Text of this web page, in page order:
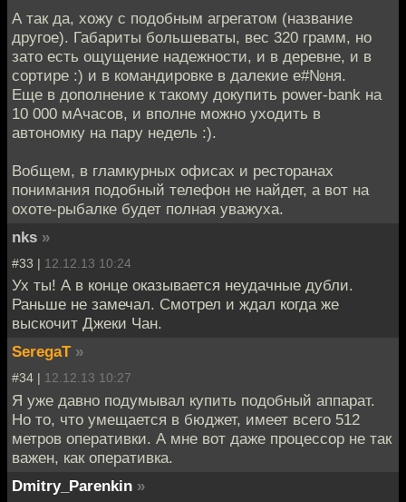
А так да, хожу с подобным агрегатом (название
другое). Габариты большеваты, вес 320 грамм, но
зато есть ощущение надежности, и в деревне, и в
сортире :) и в командировке в далекие е#№ня.
Еще в дополнение к такому докупить power-bank на
10 000 мАчасов, и вполне можно уходить в
автономку на пару недель :).
Вобщем, в гламкурных офисах и ресторанах
понимания подобный телефон не найдет, а вот на
охоте-рыбалке будет полная уважуха.
nks »
#33 | 12.12.13 10:24
Ух ты! А в конце оказывается неудачные дубли.
Раньше не замечал. Смотрел и ждал когда же
выскочит Джеки Чан.
SeregaT »
#34 | 12.12.13 10:27
Я уже давно подумывал купить подобный аппарат.
Но то, что умещается в бюджет, имеет всего 512
метров оперативки. А мне вот даже процессор не так
важен, как оперативка.
Dmitry_Parenkin »